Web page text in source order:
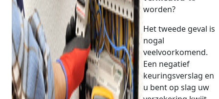
worden?
Het tweede geval is
nogal
veelvoorkomend.
Een negatief
keuringsverslag en
u bent op slag uw